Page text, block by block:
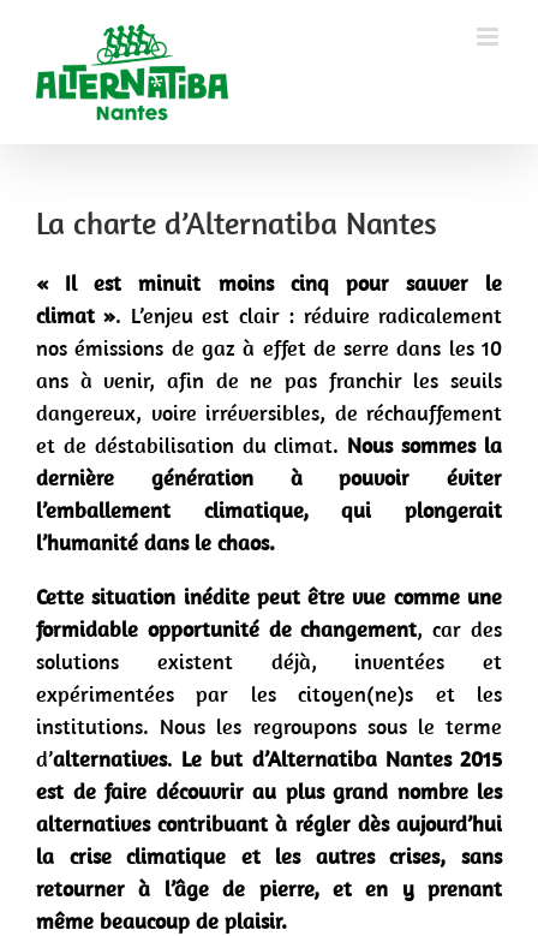
La charte d’Alternatiba Nantes
« Il est minuit moins cinq pour sauver le
climat ». L’enjeu est clair : réduire radicalement
nos émissions de gaz à effet de serre dans les 10
ans à venir, afin de ne pas franchir les seuils
dangereux, voire irréversibles, de réchauffement
et de déstabilisation du climat. Nous sommes la
dernière génération à pouvoir éviter
l’emballement climatique, qui plongerait
l’humanité dans le chaos.
Cette situation inédite peut être vue comme une
formidable opportunité de changement, car des
solutions existent déjà, inventées et
expérimentées par les citoyen(ne)s et les
institutions. Nous les regroupons sous le terme
d’alternatives. Le but d’Alternatiba Nantes 2015
est de faire découvrir au plus grand nombre les
alternatives contribuant à régler dès aujourd’hui
la crise climatique et les autres crises, sans
retourner à l’âge de pierre, et en y prenant
même beaucoup de plaisir.